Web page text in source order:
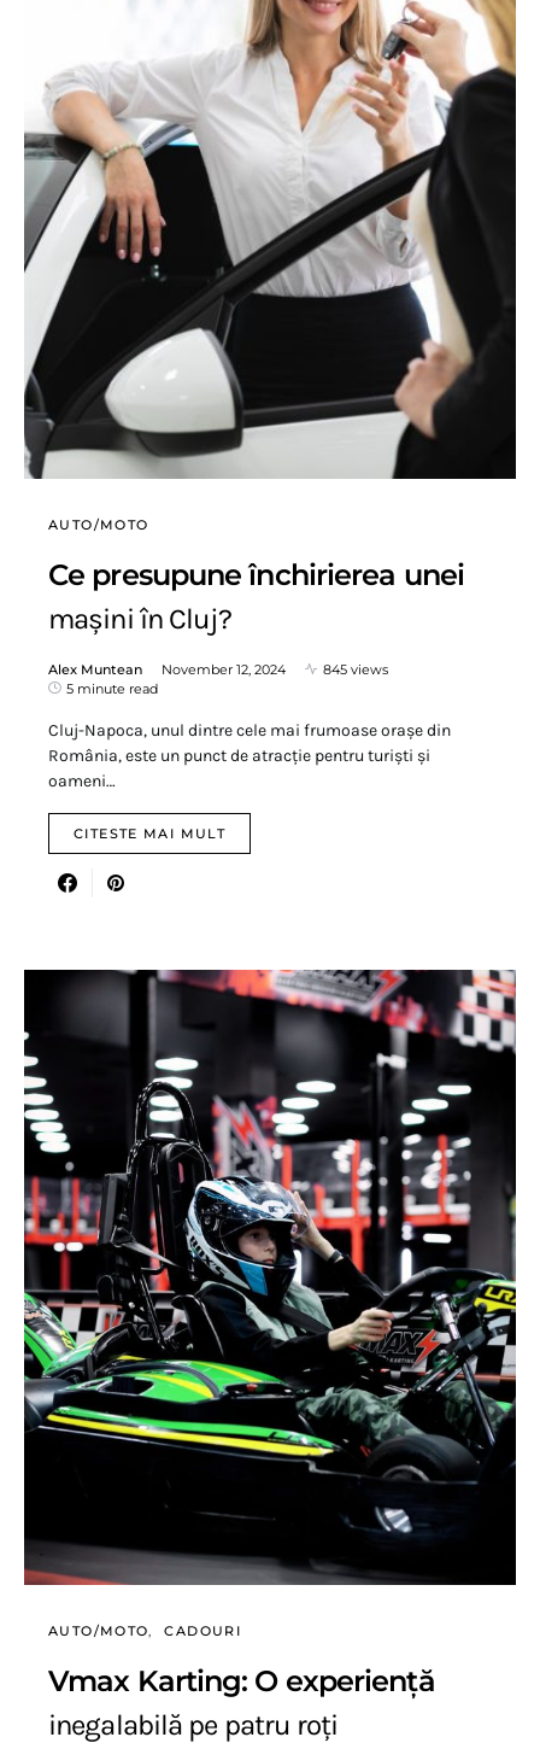
AUTO/MOTO
Ce presupune închirierea unei
mașini în Cluj?
Alex Muntean November 12, 2024
845 views
5 minute read
Cluj-Napoca, unul dintre cele mai frumoase orașe din
România, este un punct de atracție pentru turiști și
oameni…
CITESTE MAI MULT
AUTO/MOTO CADOURI
Vmax Karting: O experiență
inegalabilă pe patru roți